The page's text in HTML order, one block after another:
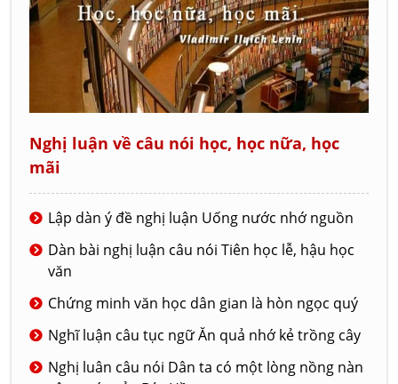
Nghị luận về câu nói học, học nữa, học
mãi
Lập dàn ý đề nghị luận Uống nước nhớ nguồn
Dàn bài nghị luận câu nói Tiên học lễ, hậu học
văn
Chứng minh văn học dân gian là hòn ngọc quý
Nghĩ luận câu tục ngữ Ăn quả nhớ kẻ trồng cây
Nghị luân câu nói Dân ta có một lòng nồng nàn